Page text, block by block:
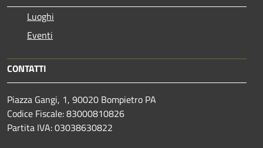
Luoghi
Eventi
CONTATTI
Piazza Gangi, 1, 90020 Bompietro PA
Codice Fiscale: 83000810826
Partita IVA: 03038630822